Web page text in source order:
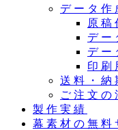
データ作
原稿
デー
デー
印刷
送料・納
ご注文の
製作実績
幕素材の無料